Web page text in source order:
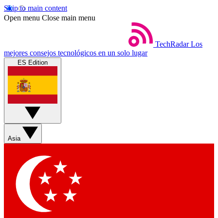
Skip to main content
Open menu Close main menu
TechRadar Los
mejores consejos tecnológicos en un solo lugar
ES Edition
Asia